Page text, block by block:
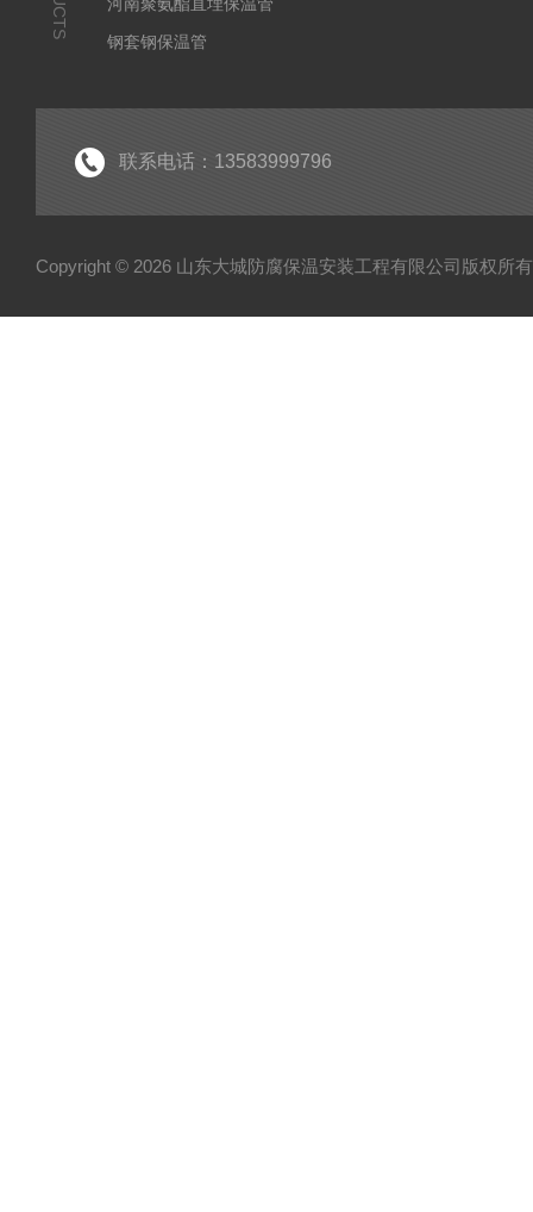
钢套钢保温管
安徽聚氨酯直埋保温管
联系电话：13583999796
Copyright © 2026 山东大城防腐保温安装工程有限公司版权所